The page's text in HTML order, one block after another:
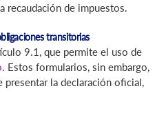
recaudación de impuestos.
transitorias
9.1, que permite el uso de
. Estos formularios, sin embargo,
la declaración oficial,